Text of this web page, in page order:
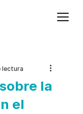
la
el
lectura